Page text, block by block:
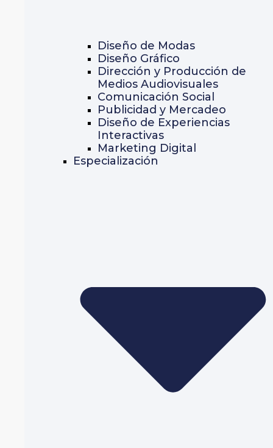
Diseño de Modas
Diseño Gráfico
Dirección y Producción de
Medios Audiovisuales
Comunicación Social
Publicidad y Mercadeo
Diseño de Experiencias
Interactivas
Marketing Digital
Especialización